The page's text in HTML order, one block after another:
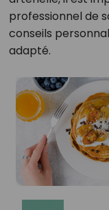
professionnel de
conseils
adapté.